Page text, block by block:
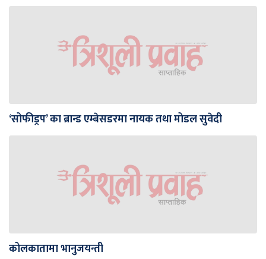
‘सोफीड्रप’ का ब्रान्ड एम्बेसडरमा नायक तथा मोडल सुवेदी
कोलकातामा भानुजयन्ती